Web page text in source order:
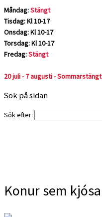
Måndag:Stängt
Tisdag: Kl 10-17
Onsdag: Kl 10-17
Torsdag: Kl 10-17
Fredag:Stängt
20 juli - 7 augusti - Sommarstängt
Sök på sidan
Sök efter:
Konur sem kjósa